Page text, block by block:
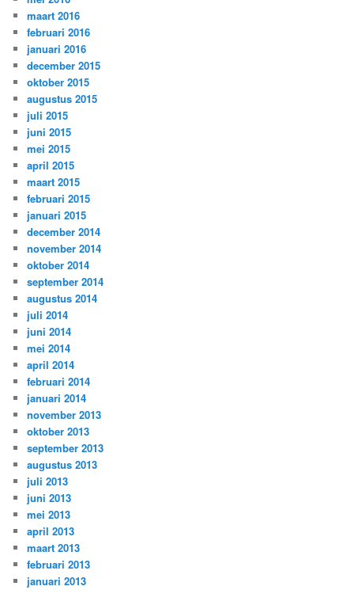
maart 2016
februari 2016
januari 2016
december 2015
oktober 2015
augustus 2015
juli 2015
juni 2015
mei 2015
april 2015
maart 2015
februari 2015
januari 2015
december 2014
november 2014
oktober 2014
september 2014
augustus 2014
juli 2014
juni 2014
mei 2014
april 2014
februari 2014
januari 2014
november 2013
oktober 2013
september 2013
augustus 2013
juli 2013
juni 2013
mei 2013
april 2013
maart 2013
februari 2013
januari 2013